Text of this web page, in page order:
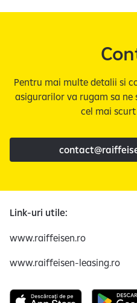
Pentru mai multe detalii si
asigurarilor va rugam sa
cel mai
Link-uri utile:
www.raiffeisen.ro
www.raiffeisen-leasing.ro